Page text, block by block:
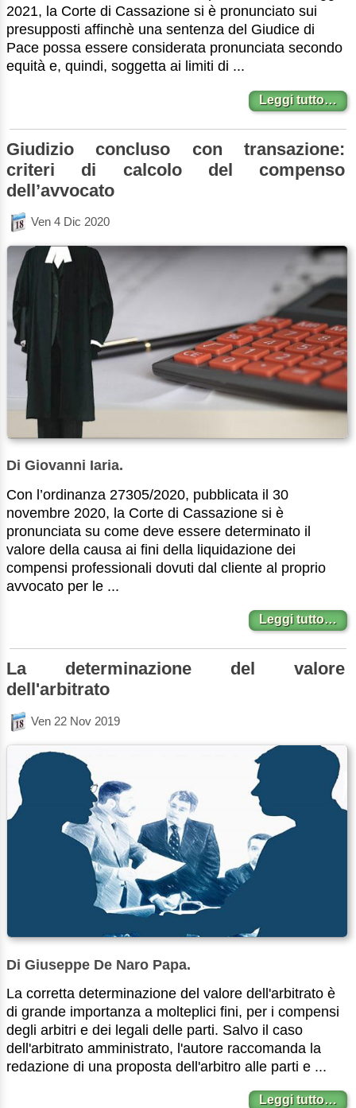
2021, la Corte di Cassazione si è pronunciato sui
presupposti affinchè una sentenza del Giudice di
Pace possa essere considerata pronunciata secondo
equità e, quindi, soggetta ai limiti di ...
Leggi tutto…
Giudizio concluso con transazione:
criteri di calcolo del compenso
dell’avvocato
Ven 4 Dic 2020
Di Giovanni Iaria.
Con l’ordinanza 27305/2020, pubblicata il 30
novembre 2020, la Corte di Cassazione si è
pronunciata su come deve essere determinato il
valore della causa ai fini della liquidazione dei
compensi professionali dovuti dal cliente al proprio
avvocato per le ...
Leggi tutto…
La determinazione del valore
dell'arbitrato
Ven 22 Nov 2019
Di Giuseppe De Naro Papa.
La corretta determinazione del valore dell'arbitrato è
di grande importanza a molteplici fini, per i compensi
degli arbitri e dei legali delle parti. Salvo il caso
dell'arbitrato amministrato, l'autore raccomanda la
redazione di una proposta dell'arbitro alle parti e ...
Leggi tutto…